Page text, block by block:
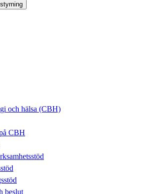
och hälsa (CBH)
CBH
beslut